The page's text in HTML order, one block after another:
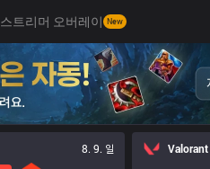
스트리머 오버레이 New
8. 9. 일 Valorant